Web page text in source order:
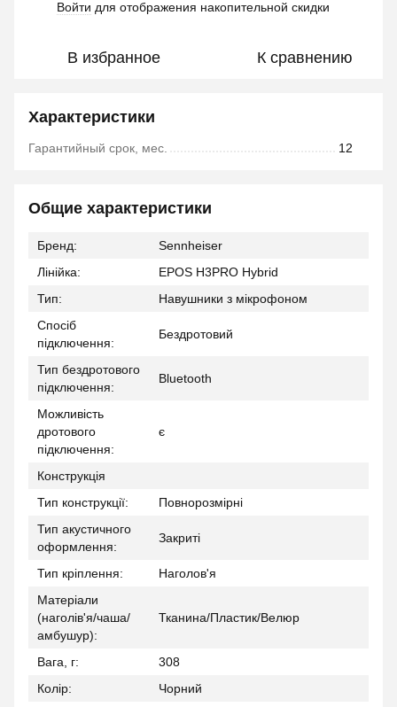
Войти для отображения накопительной скидки
В избранное К сравнению
Характеристики
Гарантийный срок, мес. 12
Общие характеристики
Бренд:
Sennheiser
Лінійка:
EPOS H3PRO Hybrid
Тип:
Навушники з мікрофоном
Спосіб
підключення:
Бездротовий
Тип бездротового
підключення:
Bluetooth
Можливість
дротового
підключення:
є
Конструкція
Тип конструкції:
Повнорозмірні
Тип акустичного
оформлення:
Закриті
Тип кріплення:
Наголов'я
Матеріали
(наголів'я/чаша/
амбушур):
Тканина/Пластик/Велюр
Вага, г:
308
Колір:
Чорний